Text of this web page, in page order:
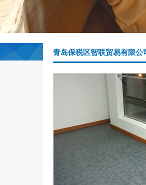
青岛保税区智联贸易有限公